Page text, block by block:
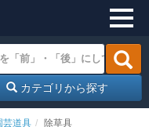
カテゴリから探す
芸道具 除草具